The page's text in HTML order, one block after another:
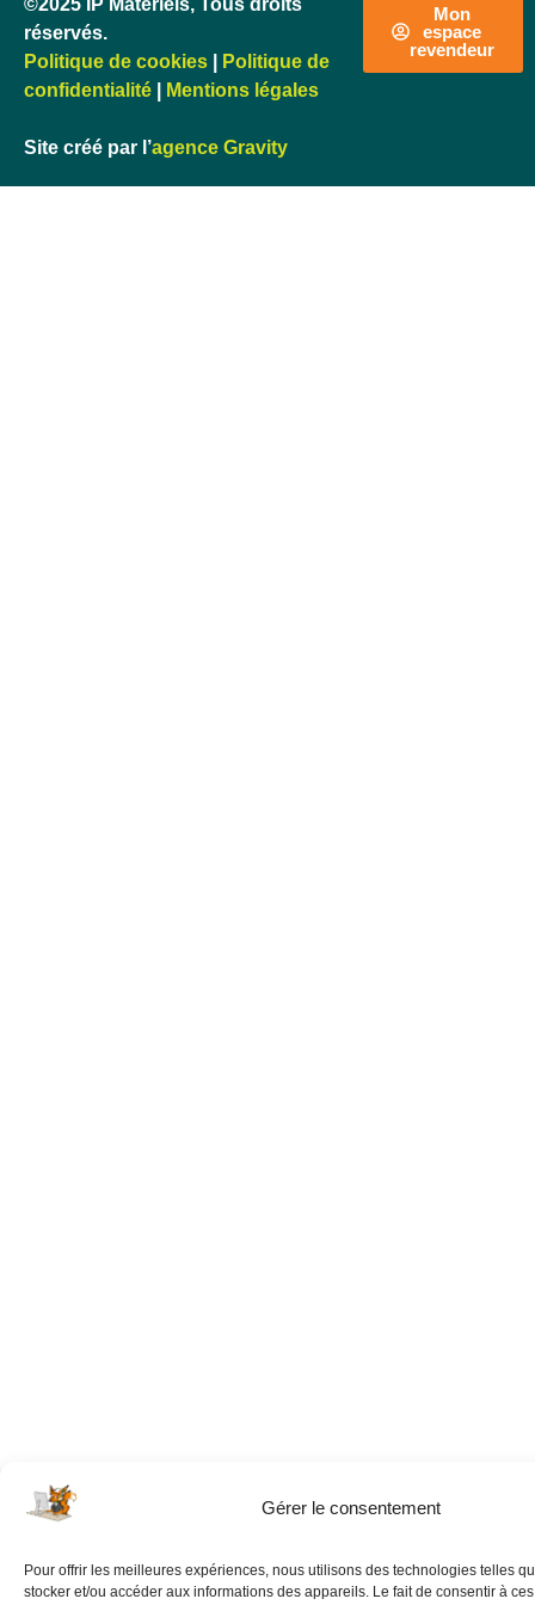
Gérer le consentement
Pour offrir les meilleures expériences, nous utilisons des technologies telles
stocker et/ou accéder aux informations des appareils. Le fait de consentir à
©2025 IP Matériels, Tous droits
réservés.
Politique de cookies
Politique de
confidentialité
Mentions légales
Site créé par l’agence Gravity
Mon
espace
revendeur